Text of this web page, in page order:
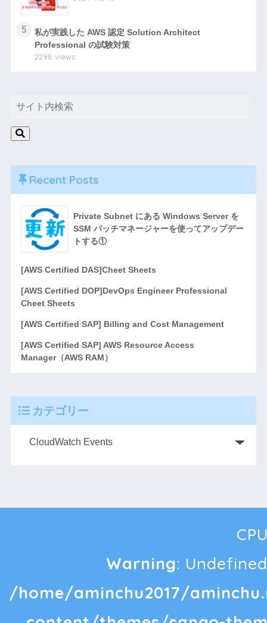
5
私が実践した AWS 認定 Solution Architect
Professional の試験対策
2298 views
Recent Posts
Private Subnet にある Windows Server を
SSM パッチマネージャーを使ってアップデー
トする①
[AWS Certified DAS]Cheet Sheets
[AWS Certified DOP]DevOps Engineer Professional
Cheet Sheets
[AWS Certified SAP] Billing and Cost Management
[AWS Certified SAP] AWS Resource Access
Manager（AW​​S RAM）
カテゴリー
Warning:
/home/aminchu2017/